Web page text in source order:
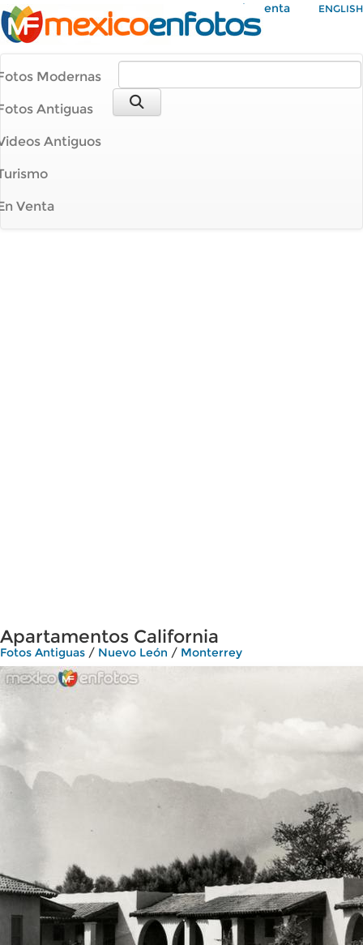
Mi Cuenta ENGLISH
Modernas
Antiguas
Antiguos
Venta
Apartamentos California
Fotos Antiguas / Nuevo León / Monterrey